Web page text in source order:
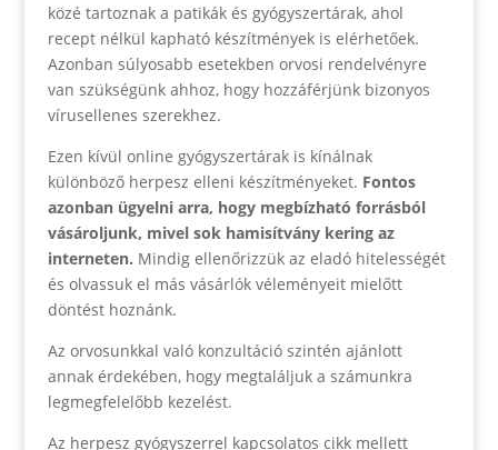
közé tartoznak a patikák és gyógyszertárak, ahol
recept nélkül kapható készítmények is elérhetőek.
Azonban súlyosabb esetekben orvosi rendelvényre
van szükségünk ahhoz, hogy hozzáférjünk bizonyos
vírusellenes szerekhez.
Ezen kívül online gyógyszertárak is kínálnak
különböző herpesz elleni készítményeket. Fontos
azonban ügyelni arra, hogy megbízható forrásból
vásároljunk, mivel sok hamisítvány kering az
interneten. Mindig ellenőrizzük az eladó hitelességét
és olvassuk el más vásárlók véleményeit mielőtt
döntést hoznánk.
Az orvosunkkal való konzultáció szintén ajánlott
annak érdekében, hogy megtaláljuk a számunkra
legmegfelelőbb kezelést.
Az herpesz gyógyszerrel kapcsolatos cikk mellett